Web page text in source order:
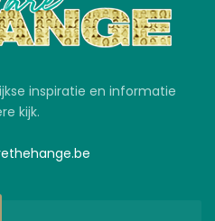
inspiratie en informatie
kijk.